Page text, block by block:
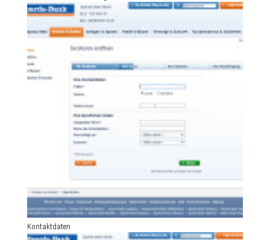
Kontaktdaten